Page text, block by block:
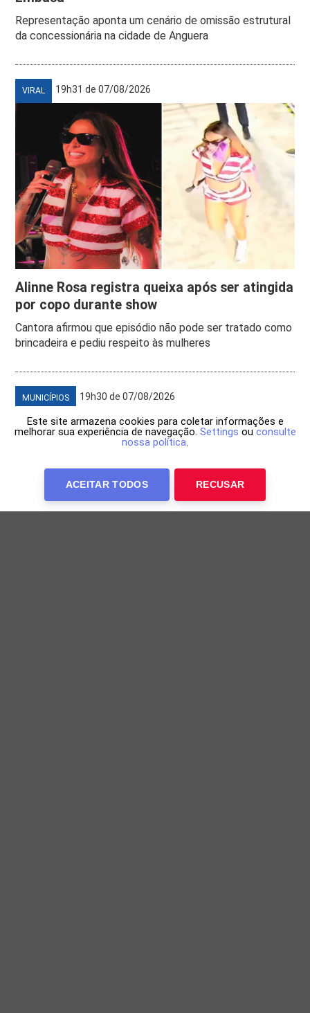
Representação aponta um cenário de omissão estrutural
da concessionária na cidade de Anguera
VIRAL 19h31 de 07/08/2026
Alinne Rosa registra queixa após ser atingida
por copo durante show
Cantora afirmou que episódio não pode ser tratado como
brincadeira e pediu respeito às mulheres
MUNICÍPIOS 19h30 de 07/08/2026
Este site armazena cookies para coletar informações e
melhorar sua experiência de navegação. Settings ou consulte
nossa política.
ACEITAR TODOS RECUSAR